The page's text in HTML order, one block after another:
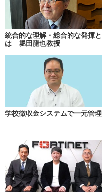
統合的な理解・総合的な発揮と
は 堀田龍也教授
学校徴収金システムで一元管理